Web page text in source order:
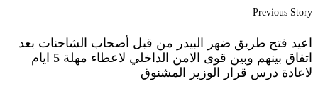
Previous Story
اعيد فتح طريق ضهر البيدر من قبل أصحاب الشاحنات بعد
اتفاق بينهم وبين قوى الامن الداخلي لاعطاء مهلة 5 ايام
لاعادة درس قرار الوزير المشنوق